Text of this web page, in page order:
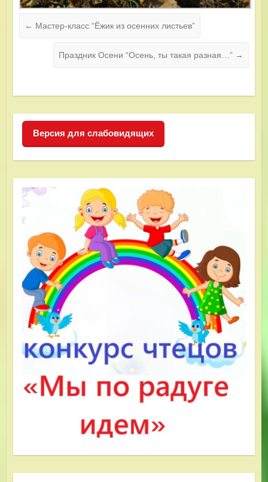
← Мастер-класс “Ёжик из осенних листьев”
Праздник Осени “Осень, ты такая разная…” →
Версия для слабовидящих